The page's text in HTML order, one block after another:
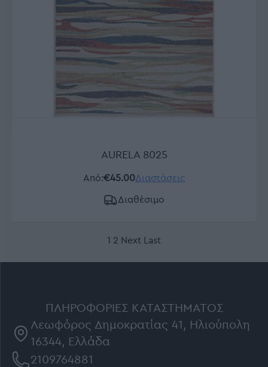
AURELA 8025
Από:€45.00Διαστάσεις
Διαθέσιμο
1 2 Next Last
ΠΛΗΡΟΦΟΡΊΕΣ ΚΑΤΑΣΤΉΜΑΤΟΣ
Λεωφόρος Δημοκρατίας 41, Ηλιούπολη
16344, Ελλάδα
2109764881